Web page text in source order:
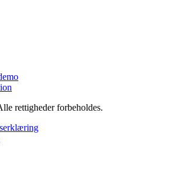
rettigheder forbeholdes.